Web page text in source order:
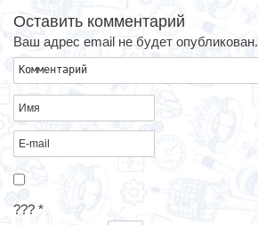
Оставить комментарий
Ваш адрес email не будет опубликован.
??? *